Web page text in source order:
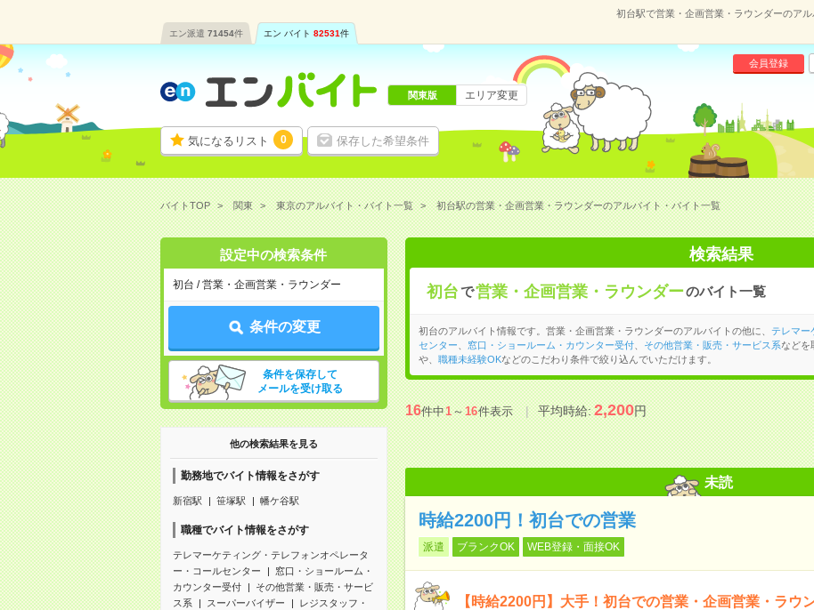
初台駅で営業・企画営業・ラウンダーのア
エン派遣 71454件 エン バイト 82531件
気になるリスト 0 保存した希望条件
会員登録
関東版 エリア変更
バイトTOP 関東 東京のアルバイト・バイト一覧 初台駅の営業・企画営業・ラウンダーのアルバイト・バイト一覧
設定中の検索条件
初台 / 営業・企画営業・ラウンダー
条件の変更
条件を保存して
メールを受け取る
他の検索結果を見る
勤務地でバイト情報をさがす
新宿駅 笹塚駅 幡ケ谷駅
職種でバイト情報をさがす
テレマーケティング・テレフォンオペレータ
ー・コールセンター
窓口・ショールーム・
カウンター受付
その他営業・販売・サービ
ス系
スーパーバイザー
レジスタッフ・
検索結果
初台で営業・企画営業・ラウンダーのバイト一覧
初台のアルバイト情報です。営業・企画営業・ラウンダーのアルバイトの他に、 テレマー
センター
窓口・ショールーム・カウンター受付、 その他営業・販売・サービス系などを
や、 職種未経験OKなどのこだわり条件で絞り込んでいただけます。
16件中1～16件表示 平均時給:2,200円
未読
時給2200円！初台での営業
派遣 ブランクOK WEB登録・面接OK
【時給2200円】大手！初台での営業・企画営業・ラウ